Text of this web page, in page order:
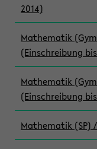
2014)
Mathematik
(Einschreibung
Mathematik
(Einschreibung
Mathematik (SP)